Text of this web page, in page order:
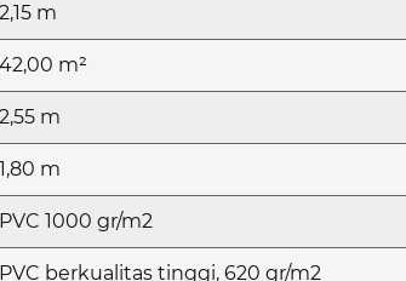
2,15 m
42,00 m²
2,55 m
1,80 m
PVC 1000 gr/m2
PVC berkualitas tinggi, 620 gr/m2